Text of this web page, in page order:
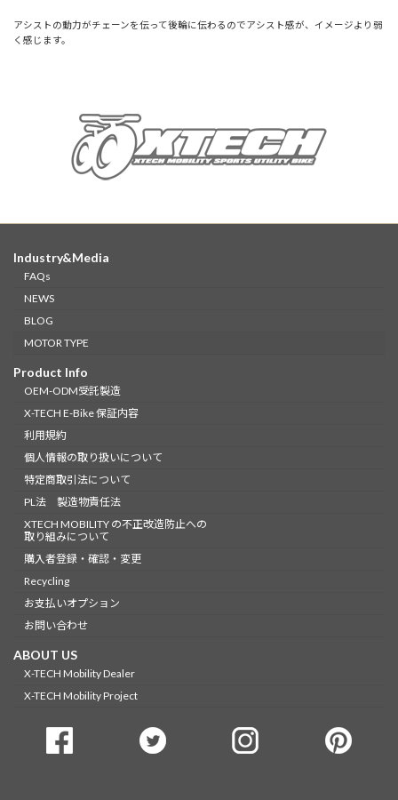
アシストの動力がチェーンを伝って後輪に伝わるのでアシスト感が、イメージより弱
く感じます。
Industry&Media
FAQs
NEWS
BLOG
MOTOR TYPE
Product Info
OEM-ODM受託製造
X-TECH E-Bike 保証内容
利用規約
個人情報の取り扱いについて
特定商取引法について
PL法 製造物責任法
XTECH MOBILITY の不正改造防止への
取り組みについて
購入者登録・確認・変更
Recycling
お支払いオプション
お問い合わせ
ABOUT US
X-TECH Mobility Dealer
X-TECH Mobility Project